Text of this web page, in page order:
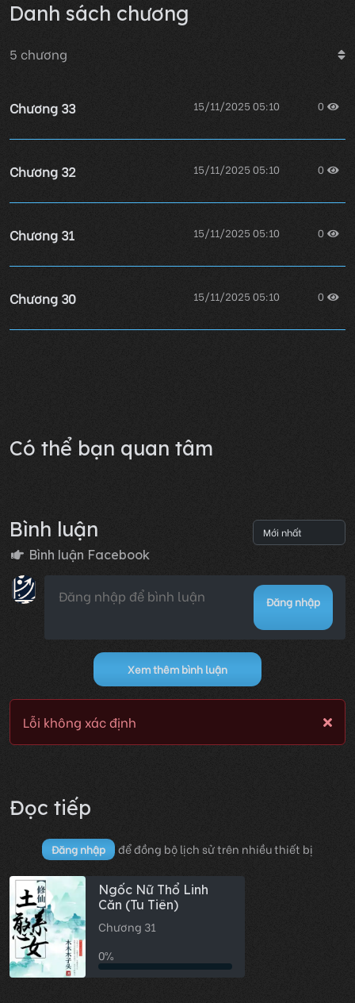
Danh sách chương
5 chương
Chương 33 15/11/2025 05:10 0
Chương 32 15/11/2025 05:10 0
Chương 31 15/11/2025 05:10 0
Chương 30 15/11/2025 05:10 0
Có thể bạn quan tâm
Bình luận
Bình luận Facebook
Đăng nhập
Xem thêm bình luận
Lỗi không xác định
Đọc tiếp
Đăng nhập để đồng bộ lịch sử trên nhiều thiết bị
Ngốc Nữ Thổ Linh
Căn (Tu Tiên)
Chương 31
0%